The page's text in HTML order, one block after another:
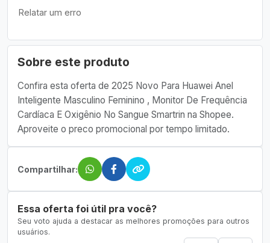
Sobre este produto
Confira esta oferta de 2025 Novo Para Huawei Anel
Inteligente Masculino Feminino , Monitor De Frequência
Cardíaca E Oxigênio No Sangue Smartrin na Shopee.
Aproveite o preco promocional por tempo limitado.
Compartilhar:
Essa oferta foi útil pra você?
Seu voto ajuda a destacar as melhores promoções para outros
usuários.